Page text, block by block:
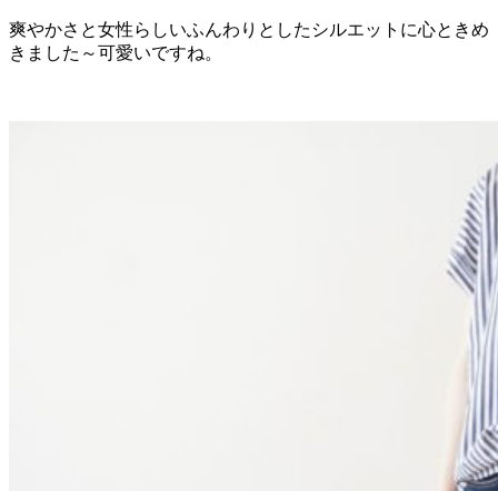
爽やかさと女性らしいふんわりとしたシルエットに心ときめ
きました～可愛いですね。